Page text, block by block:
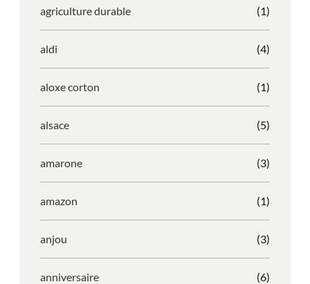
agriculture durable (1)
aldi (4)
aloxe corton (1)
alsace (5)
amarone (3)
amazon (1)
anjou (3)
anniversaire (6)